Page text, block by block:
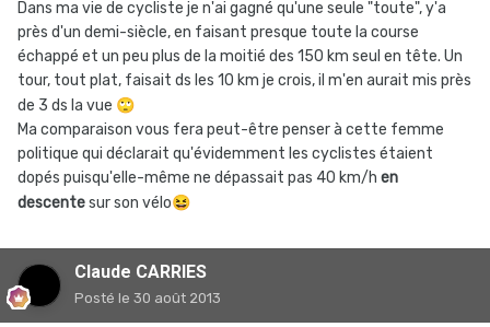
Dans ma vie de cycliste je n'ai gagné qu'une seule "toute", y'a
près d'un demi-siècle, en faisant presque toute la course
échappé et un peu plus de la moitié des 150 km seul en tête. Un
tour, tout plat, faisait ds les 10 km je crois, il m'en aurait mis près
de 3 ds la vue 🙄
Ma comparaison vous fera peut-être penser à cette femme
politique qui déclarait qu'évidemment les cyclistes étaient
dopés puisqu'elle-même ne dépassait pas 40 km/h en
descentesur son vélo😆
Claude CARRIES
Posté le 30 août 2013